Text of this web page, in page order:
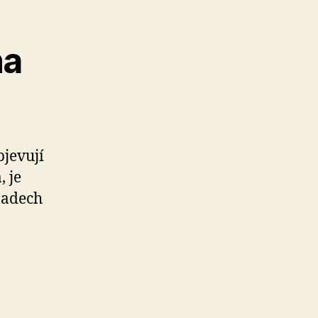
je